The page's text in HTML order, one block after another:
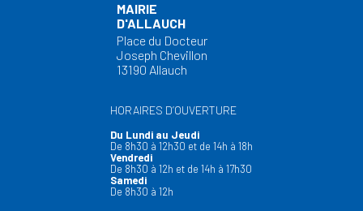
MAIRIE
D'ALLAUCH
Place du Docteur
Joseph Chevillon
13190 Allauch
HORAIRES D’OUVERTURE
Du Lundi au Jeudi
De 8h30 à 12h30 et de 14h à 18h
Vendredi
De 8h30 à 12h et de 14h à 17h30
Samedi
De 8h30 à 12h